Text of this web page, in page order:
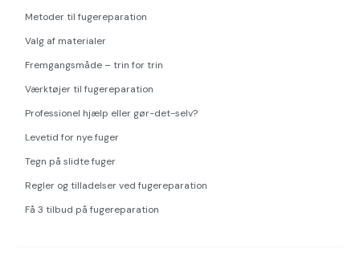
Metoder til fugereparation
Valg af materialer
Fremgangsmåde – trin for trin
Værktøjer til fugereparation
Professionel hjælp eller gør-det-selv?
Levetid for nye fuger
Tegn på slidte fuger
Regler og tilladelser ved fugereparation
Få 3 tilbud på fugereparation